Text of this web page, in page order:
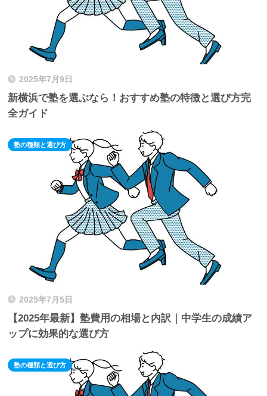
2025年7月9日
新横浜で塾を選ぶなら！おすすめ塾の特徴と選び方完
全ガイド
2025年7月5日
【2025年最新】塾費用の相場と内訳｜中学生の成績ア
ップに効果的な選び方
塾の種類と選び方
塾の種類と選び方